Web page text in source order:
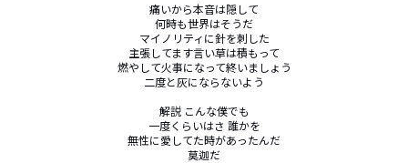
痛いから本音は隠して
何時も世界はそうだ
マイノリティに針を刺した
主張してます言い草は積もって
燃やして火事になって終いましょう
二度と灰にならないよう
解説 こんな僕でも
一度くらいはさ 誰かを
無性に愛してた時があったんだ
莫迦だ